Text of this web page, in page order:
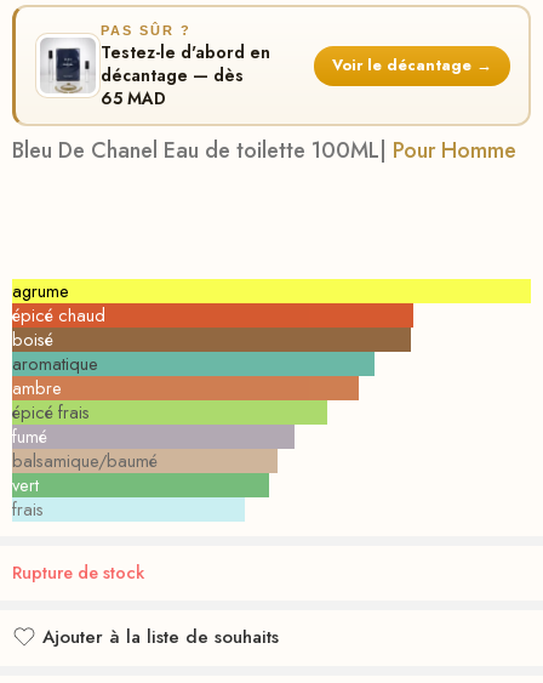
PAS SÛR ?
Testez-le d'abord en
décantage — dès
65 MAD
Voir le décantage →
Bleu De Chanel Eau de toilette 100ML| Pour Homme
agrume
épicé chaud
boisé
aromatique
ambre
épicé frais
fumé
balsamique/baumé
vert
frais
Rupture de stock
Ajouter à la liste de souhaits